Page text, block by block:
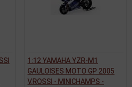
1:12 YAMAHA YZR-M1
GAULOISES MOTO GP 2005
V.ROSSI - MINICHAMPS -